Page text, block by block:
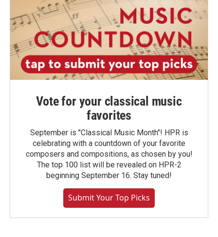
Vote for your classical music
favorites
September is "Classical Music Month"! HPR is
celebrating with a countdown of your favorite
composers and compositions, as chosen by you!
The top 100 list will be revealed on HPR-2
beginning September 16. Stay tuned!
Submit Your Top Picks